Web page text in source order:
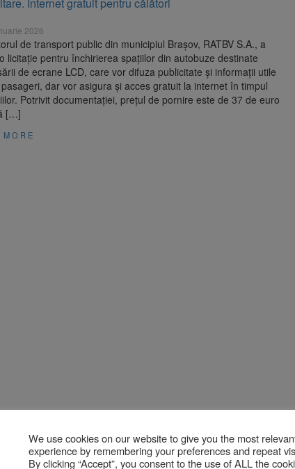
pe DN1E Brașov – Poiana Brașov după un accident. Două
examenul de medic specialist. Subiecte unice în toată țara,
2026
de transport public din municipiul Brașov, RATBV S.A., a
licitație pentru închirierea spațiilor din autobuze destinate
de ecrane LCD, care vor difuza publicitate și informații utile
dar vor asigura și acces gratuit la internet în timpul
Potrivit documentației, prețul de pornire este de 37 de euro
[…]
We use cookies on our website to give you the most
experience by remembering your preferences and repeat
By clicking “Accept”, you consent to the use of ALL the